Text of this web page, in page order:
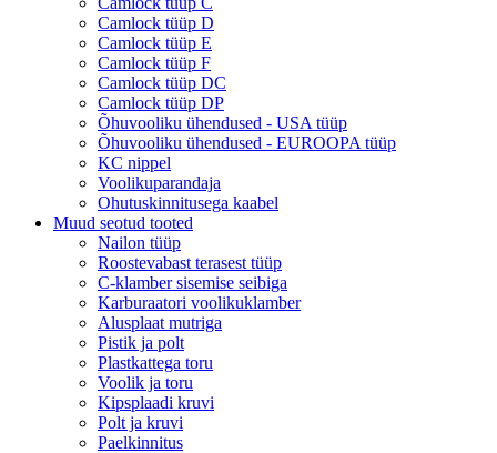
Camlock tüüp D
Camlock tüüp E
Camlock tüüp F
Camlock tüüp DC
Camlock tüüp DP
Õhuvooliku ühendused - USA tüüp
Õhuvooliku ühendused - EUROOPA tüüp
KC nippel
Voolikuparandaja
Ohutuskinnitusega kaabel
Muud seotud tooted
Nailon tüüp
Roostevabast terasest tüüp
C-klamber sisemise seibiga
Karburaatori voolikuklamber
Alusplaat mutriga
Pistik ja polt
Plastkattega toru
Voolik ja toru
Kipsplaadi kruvi
Polt ja kruvi
Paelkinnitus